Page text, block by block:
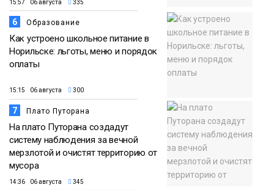
15:57 06 августа 335
6 Образование
Как устроено школьное питание в
Норильске: льготы, меню и порядок
оплаты
15:15 06 августа 300
7 Плато Путорана
На плато Путорана создадут
систему наблюдения за вечной
мерзлотой и очистят территорию от
мусора
14:36 06 августа 345